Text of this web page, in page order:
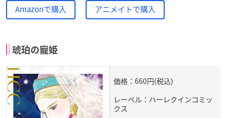
Amazonで購入 アニメイトで購入
琥珀の寵姫
価格：660円(税込)
レーベル：ハーレクインコミッ
クス